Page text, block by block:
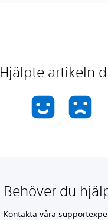
Hjälpte artikeln
Behöver du
Kontakta våra